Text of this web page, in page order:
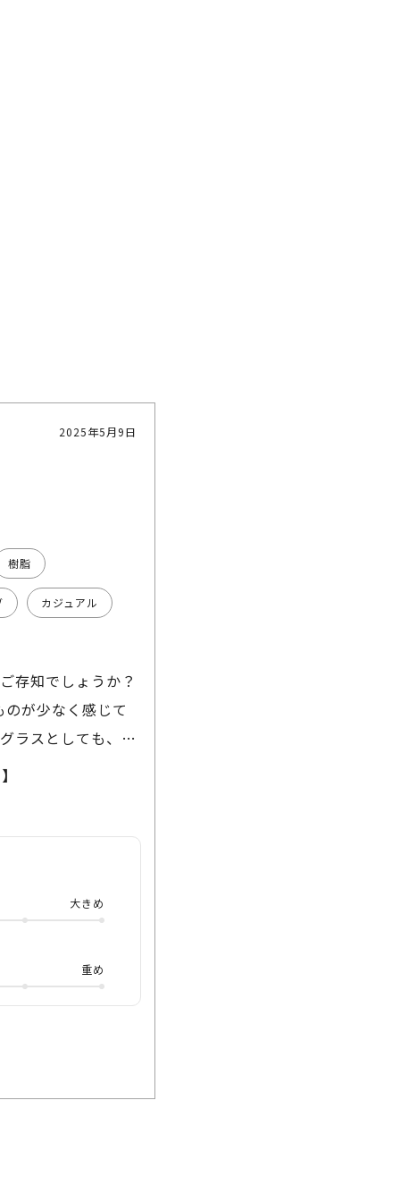
樹脂
カジュアル
存知でしょうか？
が少なく感じて
ラスとしても、メ
使いやすいアイ
2025年5月9日
大きめ
重め